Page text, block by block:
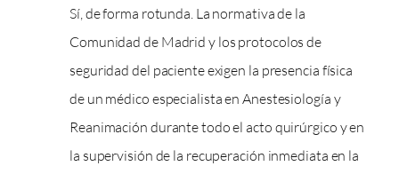
Sí, de forma rotunda. La normativa de la
Comunidad de Madrid y los protocolos de
seguridad del paciente exigen la presencia física
de un médico especialista en Anestesiología y
Reanimación durante todo el acto quirúrgico y en
la supervisión de la recuperación inmediata en la